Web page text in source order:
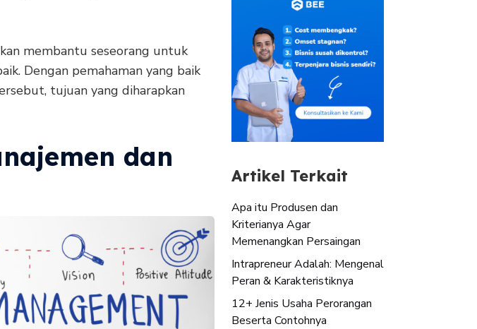
membantu seseorang untuk
Dengan pemahaman yang baik
tujuan yang diharapkan
dan
Artikel Terkait
Apa itu Produsen dan
Kriterianya Agar
Memenangkan Persaingan
Intrapreneur Adalah: Mengenal
Peran & Karakteristiknya
12+ Jenis Usaha Perorangan
Bеѕеrtа Contohnya